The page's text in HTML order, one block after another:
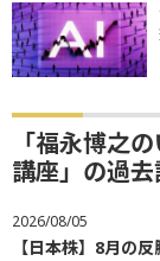
「福永博之
講座」の過
2026/08/05
【日本株】8月の